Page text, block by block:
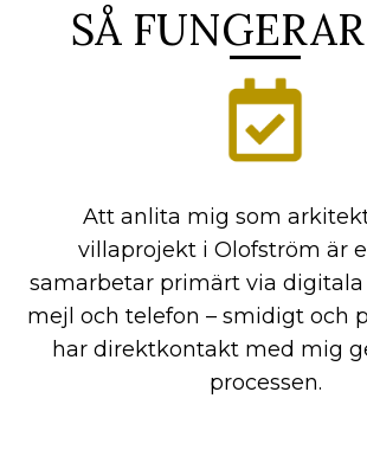
SÅ
Att anlita mig som
villaprojekt i Olofström är
samarbetar primärt via
mejl och telefon – smidigt och
har direktkontakt med mig
processen.